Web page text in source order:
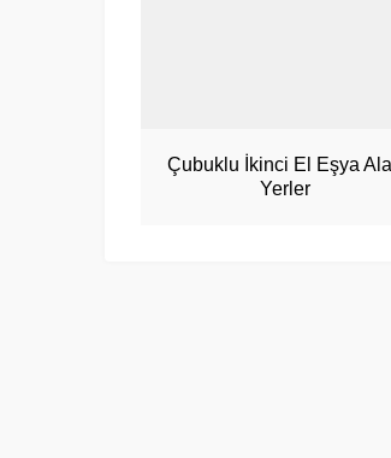
Çubuklu İkinci El Eşya
Yerler